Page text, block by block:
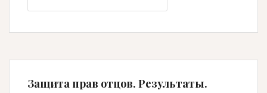
Защита прав отцов. Результаты.